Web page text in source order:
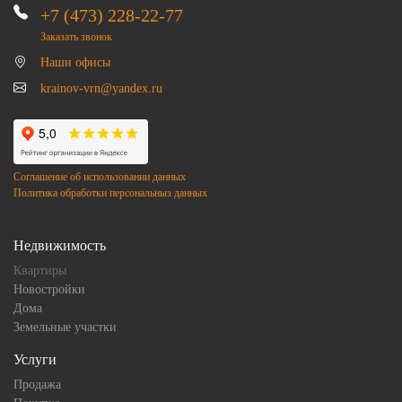
+7 (473) 228-22-77
Заказать звонок
Наши офисы
krainov-vrn@yandex.ru
Соглашение об использовании данных
Политика обработки персональныз данных
Недвижимость
Квартиры
Новостройки
Дома
Земельные участки
Услуги
Продажа